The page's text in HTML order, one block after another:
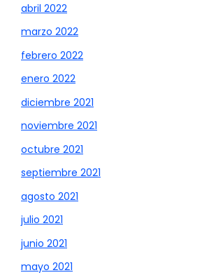
abril 2022
marzo 2022
febrero 2022
enero 2022
diciembre 2021
noviembre 2021
octubre 2021
septiembre 2021
agosto 2021
julio 2021
junio 2021
mayo 2021